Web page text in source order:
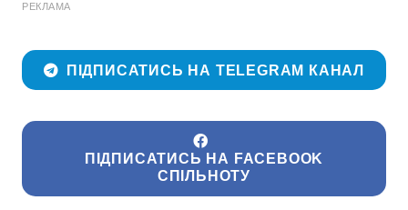
РЕКЛАМА
ПІДПИСАТИСЬ НА TELEGRAM КАНАЛ
ПІДПИСАТИСЬ НА FACEBOOK
СПІЛЬНОТУ